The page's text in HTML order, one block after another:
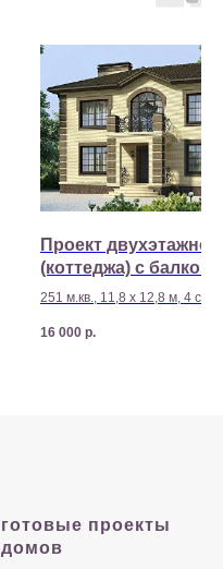
Проект
(коттеджа) с
251 м.кв., 11,8 х 12,8 м, 4
р
16 000 р.
готовые проекты
домов